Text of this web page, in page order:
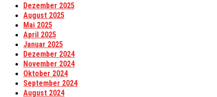
Dezember 2025
August 2025
Mai 2025
April 2025
Januar 2025
Dezember 2024
November 2024
Oktober 2024
September 2024
August 2024